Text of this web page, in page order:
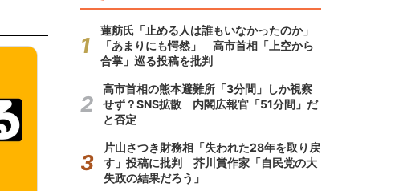
蓮舫氏「止める人は誰もいなかったのか」
「あまりにも愕然」 高市首相「上空から
合掌」巡る投稿を批判
高市首相の熊本避難所「3分間」しか視察
せず？SNS拡散 内閣広報官「51分間」だ
と否定
片山さつき財務相「失われた28年を取り戻
す」投稿に批判 芥川賞作家「自民党の大
失政の結果だろう」